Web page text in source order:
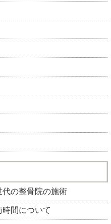
代の整骨院の施術
間について